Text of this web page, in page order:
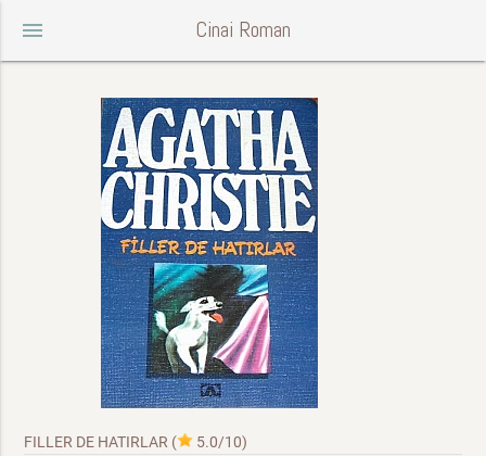
menu Cinai Roman
FILLER DE HATIRLAR ( 5.0/10)